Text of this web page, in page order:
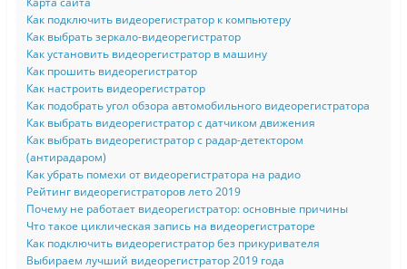
Как подключить видеорегистратор к компьютеру
Как выбрать зеркало-видеорегистратор
Как установить видеорегистратор в машину
Как прошить видеорегистратор
Как настроить видеорегистратор
Как подобрать угол обзора автомобильного видеорегистратора
Как выбрать видеорегистратор с датчиком движения
Как выбрать видеорегистратор с радар-детектором
(антирадаром)
Как убрать помехи от видеорегистратора на радио
Рейтинг видеорегистраторов лето 2019
Почему не работает видеорегистратор: основные причины
Что такое циклическая запись на видеорегистраторе
Как подключить видеорегистратор без прикуривателя
Выбираем лучший видеорегистратор 2019 года